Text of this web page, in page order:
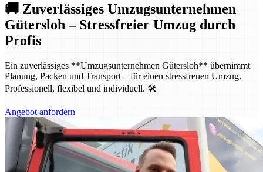
🚚 Zuverlässiges Umzugsunternehmen
Gütersloh – Stressfreier Umzug durch
Profis
Ein zuverlässiges **Umzugsunternehmen Gütersloh** übernimmt
Planung, Packen und Transport – für einen stressfreuen Umzug.
Professionell, flexibel und individuell. 🛠️
Angebot anfordern